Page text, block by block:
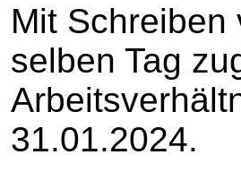
Mit Schreiben
selben Tag
31.01.2024.